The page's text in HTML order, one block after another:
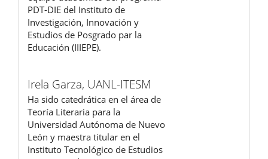
PDT-DIE del Instituto de
Investigación, Innovación y
Estudios de Posgrado par la
Educación (IIIEPE).
Irela Garza, UANL-ITESM
Ha sido catedrática en el área de
Teoría Literaria para la
Universidad Autónoma de Nuevo
León y maestra titular en el
Instituto Tecnológico de Estudios